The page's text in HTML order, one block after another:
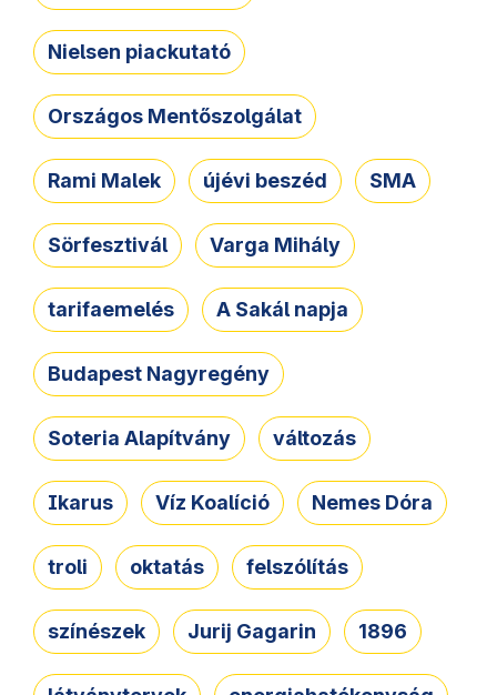
Nielsen piackutató
Országos Mentőszolgálat
Rami Malek újévi beszéd SMA
Sörfesztivál Varga Mihály
tarifaemelés A Sakál napja
Budapest Nagyregény
Soteria Alapítvány változás
Ikarus Víz Koalíció Nemes Dóra
troli oktatás felszólítás
színészek Jurij Gagarin 1896